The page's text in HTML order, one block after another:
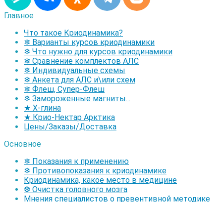
Главное
Что такое Криодинамика?
❄ Варианты курсов криодинамики
❄ Что нужно для курсов криодинамики
❄ Сравнение комплектов АЛС
❄ Индивидуальные схемы
❄ Анкета для АЛС и\или схем
❄ Флеш, Супер-Флеш
❄ Замороженные магниты...
★ Х-глина
★ Крио-Нектар Арктика
Цены/Заказы/Доставка
Основное
❄ Показания к применению
❄ Противопоказания к криодинамике
Криодинамика, какое место в медицине
❆ Очистка головного мозга
Мнения специалистов о превентивной методике